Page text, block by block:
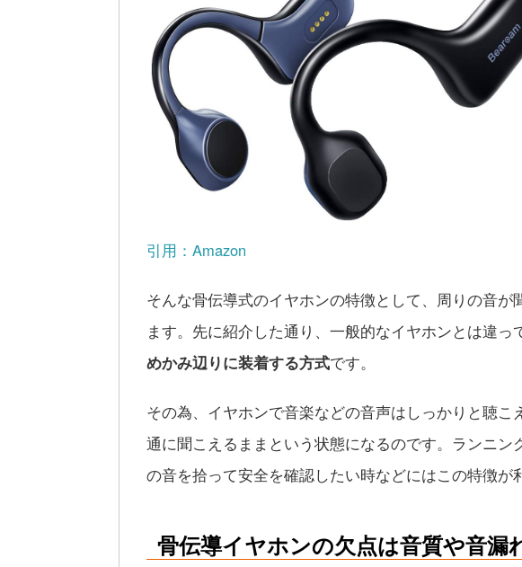
引用：Amazon
そんな骨伝導式のイヤホンの特徴として、周りの音
ます。先に紹介した通り、一般的なイヤホンとは違っ
めかみ辺りに装着する方式です。
その為、イヤホンで音楽などの音声はしっかりと聴
通に聞こえるままという状態になるのです。ランニン
の音を拾って安全を確認したい時などにはこの特徴が
骨伝導イヤホンの欠点は音質や音漏